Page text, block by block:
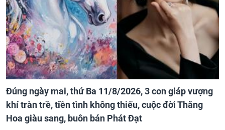
Đúng ngày mai, thứ Ba 11/8/2026, 3 con giáp vượng
khí tràn trề, tiền tình không thiếu, cuộc đời Thăng
Hoa giàu sang, buôn bán Phát Đạt